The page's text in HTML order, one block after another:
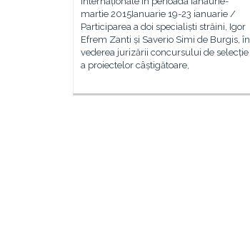
martie 2015Ianuarie 19-23 ianuarie /
Participarea a doi specialiști străini, Igor
Efrem Zanti și Saverio Simi de Burgis, în
vederea jurizării concursului de selecție
a proiectelor câștigătoare,